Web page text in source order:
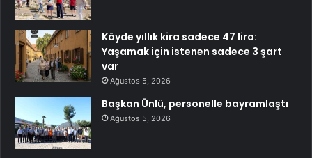
Köyde yıllık kira sadece 47 lira:
Yaşamak için istenen sadece 3 şart
var
Ağustos 5, 2026
Başkan Ünlü, personelle bayramlaştı
Ağustos 5, 2026